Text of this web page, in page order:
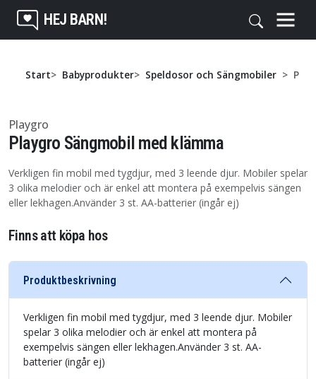
HEJ BARN!
Start Babyprodukter Speldosor och Sängmobiler
Playgro
Playgro Sängmobil med klämma
Verkligen fin mobil med tygdjur, med 3 leende djur. Mobiler spelar
3 olika melodier och är enkel att montera på exempelvis sängen
eller lekhagen.Använder 3 st. AA-batterier (ingår ej)
Finns att köpa hos
Produktbeskrivning
Verkligen fin mobil med tygdjur, med 3 leende djur. Mobiler
spelar 3 olika melodier och är enkel att montera på
exempelvis sängen eller lekhagen.Använder 3 st. AA-
batterier (ingår ej)